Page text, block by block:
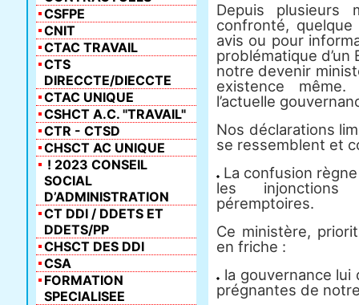
Depuis plusieurs
confronté,
avis ou pour
problématique
notre devenir
existence
l’actuelle
Nos déclarations
se ressemblent et
La confusion
les injonctions
péremptoires.
Ce ministère,
en friche :
la gouvernance
prégnantes de
CSFPE
CNIT
CTAC TRAVAIL
CTS
DIRECCTE/DIECCTE
CTAC UNIQUE
CSHCT A.C. "TRAVAIL"
CTR - CTSD
CHSCT AC UNIQUE
! 2023 CONSEIL
SOCIAL
D’ADMINISTRATION
CT DDI / DDETS ET
DDETS/PP
CHSCT DES DDI
CSA
FORMATION
SPECIALISEE